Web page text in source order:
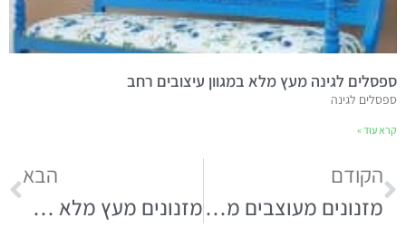
ספסלים לגינה מעץ מלא במגוון עיצובים רחב
ספסלים לגינה
קרא עוד »
הקודם
מזנונים מעוצבים מעץ בעל מראה אותנטי
הבא
מזנונים מעץ מלא – הכירו את האפשרויות